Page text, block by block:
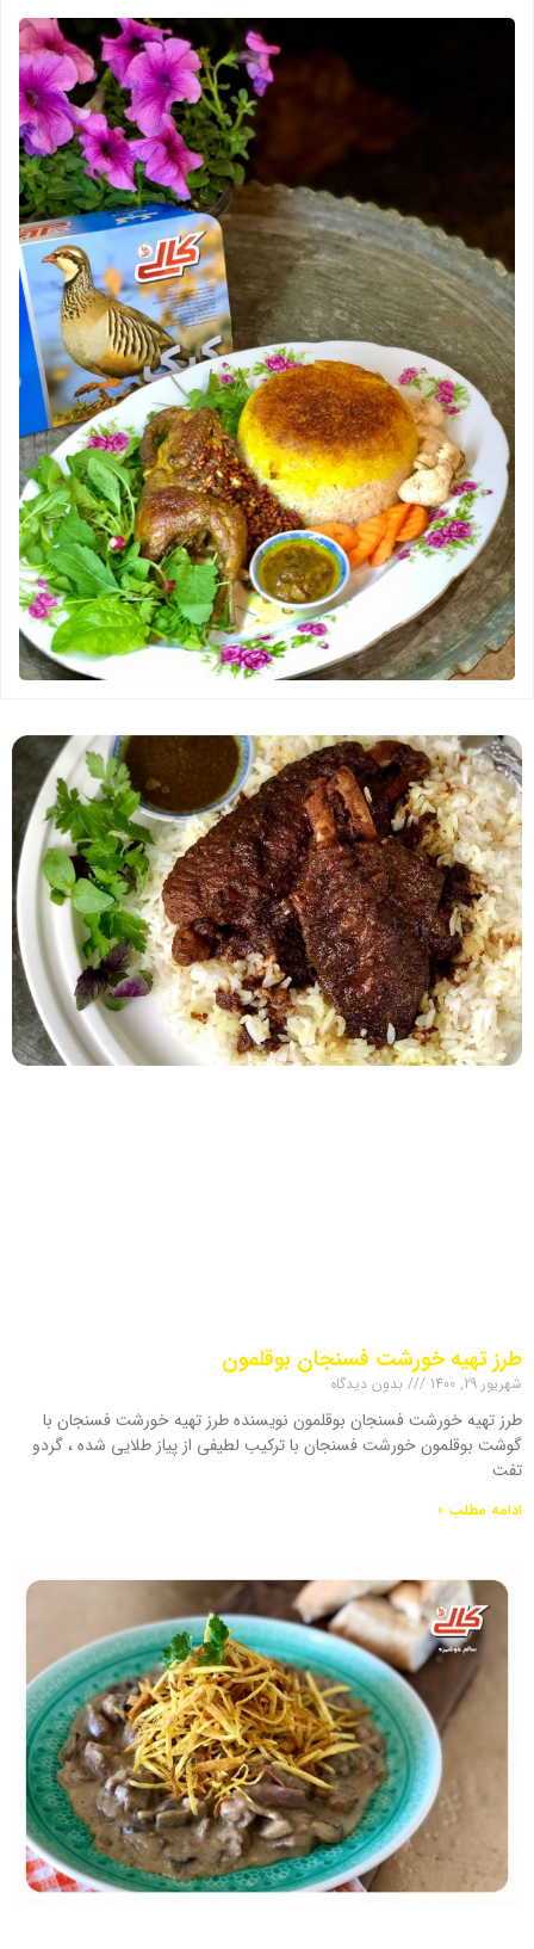
طرز تهیه خورشت فسنجان بوقلمون
شهریور 29, 1400 بدون دیدگاه
طرز تهیه خورشت فسنجان بوقلمون نویسنده طرز تهیه خورشت فسنجان با
گوشت بوقلمون خورشت فسنجان با ترکیب لطیفی از پیاز طلایی شده ، گردو
تفت
ادامه مطلب »